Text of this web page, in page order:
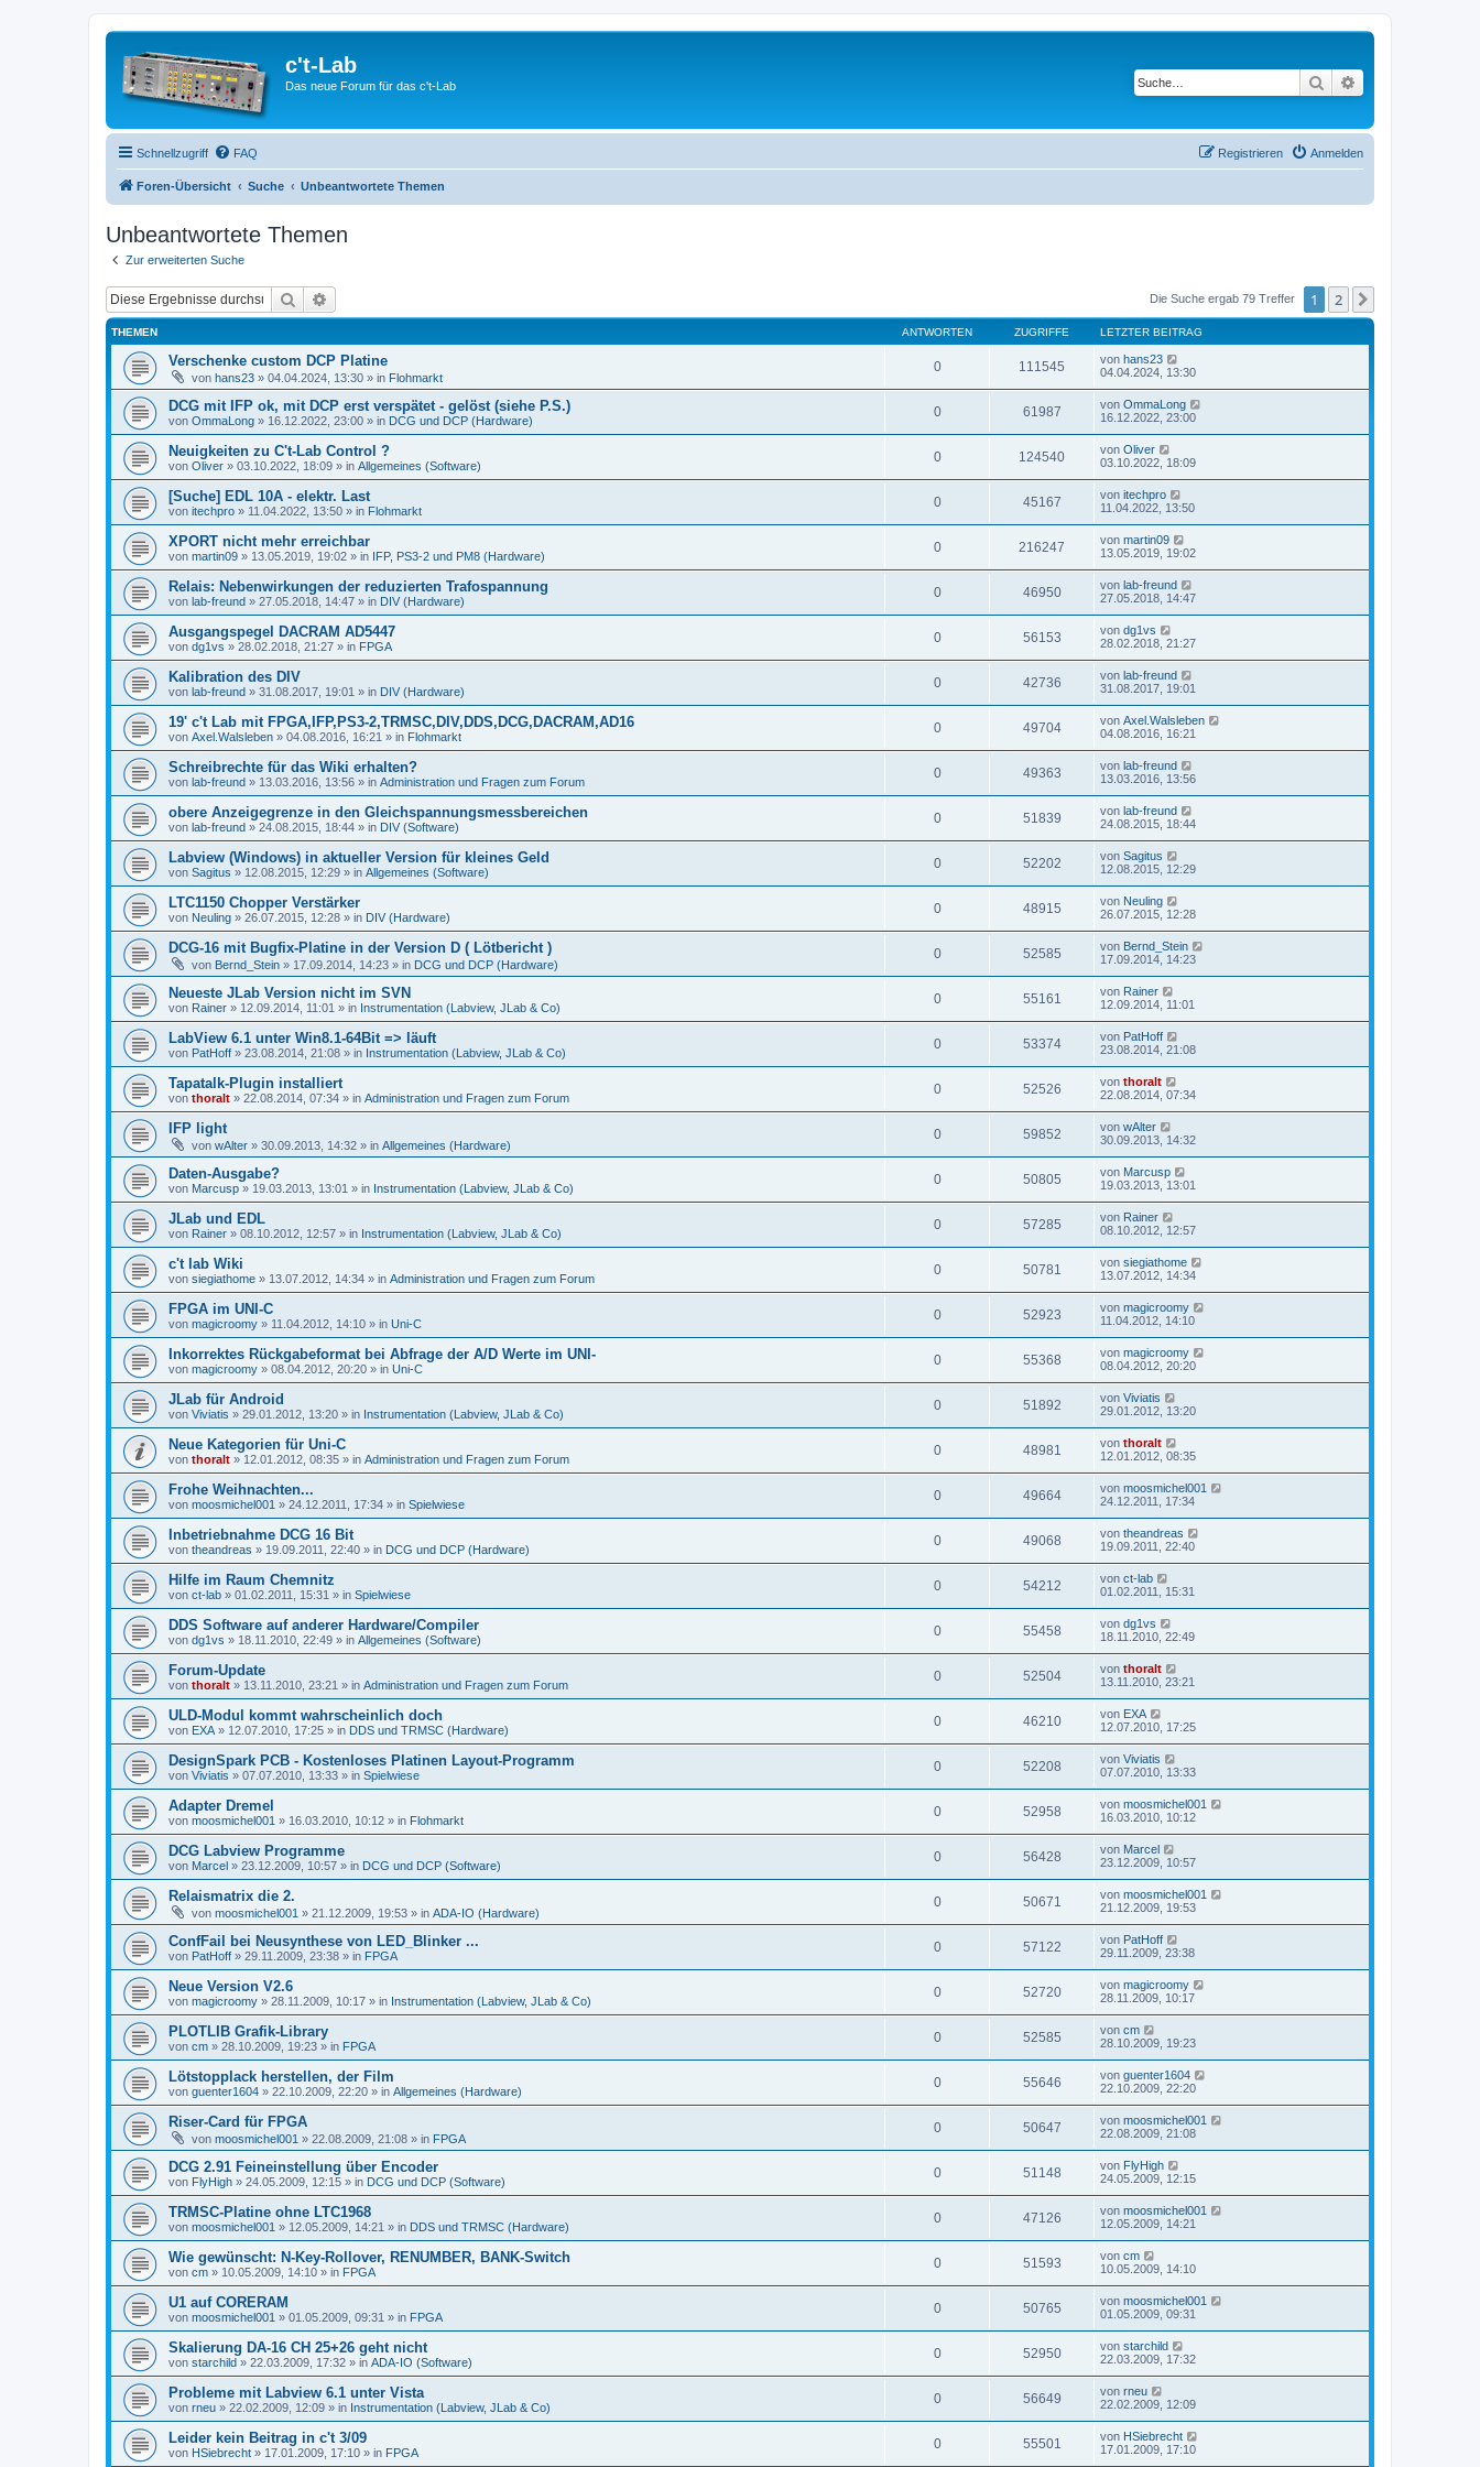
c't-Lab
Das neue Forum für das c't-Lab Suche
Schnellzugriff FAQ Anmelden
Registrieren
Foren-Übersicht Suche Unbeantwortete Themen
Unbeantwortete Themen
Zur erweiterten Suche
Suche Die Suche ergab 79 Treffer 1 2
THEMEN ANTWORTEN ZUGRIFFE LETZTER BEITRAG
Verschenke custom DCP Platine
von hans23 » 04.04.2024, 13:30 » in Flohmarkt
0 111545 von hans23
04.04.2024, 13:30
DCG mit IFP ok, mit DCP erst verspätet - gelöst (siehe P.S.)
von OmmaLong » 16.12.2022, 23:00 » in DCG und DCP (Hardware)
0 61987 von OmmaLong
16.12.2022, 23:00
Neuigkeiten zu C't-Lab Control ?
von Oliver » 03.10.2022, 18:09 » in Allgemeines (Software)
0 124540 von Oliver
03.10.2022, 18:09
[Suche] EDL 10A - elektr. Last
von itechpro » 11.04.2022, 13:50 » in Flohmarkt
0 45167 von itechpro
11.04.2022, 13:50
XPORT nicht mehr erreichbar
von martin09 » 13.05.2019, 19:02 » in IFP, PS3-2 und PM8 (Hardware)
0 216247 von martin09
13.05.2019, 19:02
Relais: Nebenwirkungen der reduzierten Trafospannung
von lab-freund » 27.05.2018, 14:47 » in DIV (Hardware)
0 46950 von lab-freund
27.05.2018, 14:47
Ausgangspegel DACRAM AD5447
von dg1vs » 28.02.2018, 21:27 » in FPGA
0 56153 von dg1vs
28.02.2018, 21:27
Kalibration des DIV
von lab-freund » 31.08.2017, 19:01 » in DIV (Hardware)
0 42736 von lab-freund
31.08.2017, 19:01
19' c't Lab mit FPGA,IFP,PS3-2,TRMSC,DIV,DDS,DCG,DACRAM,AD16
von Axel.Walsleben » 04.08.2016, 16:21 » in Flohmarkt
0 49704 von Axel.Walsleben
04.08.2016, 16:21
Schreibrechte für das Wiki erhalten?
von lab-freund » 13.03.2016, 13:56 » in Administration und Fragen zum Forum
0 49363 von lab-freund
13.03.2016, 13:56
obere Anzeigegrenze in den Gleichspannungsmessbereichen
von lab-freund » 24.08.2015, 18:44 » in DIV (Software)
0 51839 von lab-freund
24.08.2015, 18:44
Labview (Windows) in aktueller Version für kleines Geld
von Sagitus » 12.08.2015, 12:29 » in Allgemeines (Software)
0 52202 von Sagitus
12.08.2015, 12:29
LTC1150 Chopper Verstärker
von Neuling » 26.07.2015, 12:28 » in DIV (Hardware)
0 48915 von Neuling
26.07.2015, 12:28
DCG-16 mit Bugfix-Platine in der Version D ( Lötbericht )
von Bernd_Stein » 17.09.2014, 14:23 » in DCG und DCP (Hardware)
0 52585 von Bernd_Stein
17.09.2014, 14:23
Neueste JLab Version nicht im SVN
von Rainer » 12.09.2014, 11:01 » in Instrumentation (Labview, JLab & Co)
0 55161 von Rainer
12.09.2014, 11:01
LabView 6.1 unter Win8.1-64Bit => läuft
von PatHoff » 23.08.2014, 21:08 » in Instrumentation (Labview, JLab & Co)
0 53374 von PatHoff
23.08.2014, 21:08
Tapatalk-Plugin installiert
von thoralt » 22.08.2014, 07:34 » in Administration und Fragen zum Forum
0 52526 von thoralt
22.08.2014, 07:34
IFP light
von wAlter » 30.09.2013, 14:32 » in Allgemeines (Hardware)
0 59852 von wAlter
30.09.2013, 14:32
Daten-Ausgabe?
von Marcusp » 19.03.2013, 13:01 » in Instrumentation (Labview, JLab & Co)
0 50805 von Marcusp
19.03.2013, 13:01
JLab und EDL
von Rainer » 08.10.2012, 12:57 » in Instrumentation (Labview, JLab & Co)
0 57285 von Rainer
08.10.2012, 12:57
c't lab Wiki
von siegiathome » 13.07.2012, 14:34 » in Administration und Fragen zum Forum
0 50781 von siegiathome
13.07.2012, 14:34
FPGA im UNI-C
von magicroomy » 11.04.2012, 14:10 » in Uni-C
0 52923 von magicroomy
11.04.2012, 14:10
Inkorrektes Rückgabeformat bei Abfrage der A/D Werte im UNI-
von magicroomy » 08.04.2012, 20:20 » in Uni-C
0 55368 von magicroomy
08.04.2012, 20:20
JLab für Android
von Viviatis » 29.01.2012, 13:20 » in Instrumentation (Labview, JLab & Co)
0 51892 von Viviatis
29.01.2012, 13:20
Neue Kategorien für Uni-C
von thoralt » 12.01.2012, 08:35 » in Administration und Fragen zum Forum
0 48981 von thoralt
12.01.2012, 08:35
Frohe Weihnachten...
von moosmichel001 » 24.12.2011, 17:34 » in Spielwiese
0 49664 von moosmichel001
24.12.2011, 17:34
Inbetriebnahme DCG 16 Bit
von theandreas » 19.09.2011, 22:40 » in DCG und DCP (Hardware)
0 49068 von theandreas
19.09.2011, 22:40
Hilfe im Raum Chemnitz
von ct-lab » 01.02.2011, 15:31 » in Spielwiese
0 54212 von ct-lab
01.02.2011, 15:31
DDS Software auf anderer Hardware/Compiler
von dg1vs » 18.11.2010, 22:49 » in Allgemeines (Software)
0 55458 von dg1vs
18.11.2010, 22:49
Forum-Update
von thoralt » 13.11.2010, 23:21 » in Administration und Fragen zum Forum
0 52504 von thoralt
13.11.2010, 23:21
ULD-Modul kommt wahrscheinlich doch
von EXA » 12.07.2010, 17:25 » in DDS und TRMSC (Hardware)
0 46210 von EXA
12.07.2010, 17:25
DesignSpark PCB - Kostenloses Platinen Layout-Programm
von Viviatis » 07.07.2010, 13:33 » in Spielwiese
0 52208 von Viviatis
07.07.2010, 13:33
Adapter Dremel
von moosmichel001 » 16.03.2010, 10:12 » in Flohmarkt
0 52958 von moosmichel001
16.03.2010, 10:12
DCG Labview Programme
von Marcel » 23.12.2009, 10:57 » in DCG und DCP (Software)
0 56428 von Marcel
23.12.2009, 10:57
Relaismatrix die 2.
von moosmichel001 » 21.12.2009, 19:53 » in ADA-IO (Hardware)
0 50671 von moosmichel001
21.12.2009, 19:53
ConfFail bei Neusynthese von LED_Blinker ...
von PatHoff » 29.11.2009, 23:38 » in FPGA
0 57122 von PatHoff
29.11.2009, 23:38
Neue Version V2.6
von magicroomy » 28.11.2009, 10:17 » in Instrumentation (Labview, JLab & Co)
0 52720 von magicroomy
28.11.2009, 10:17
PLOTLIB Grafik-Library
von cm » 28.10.2009, 19:23 » in FPGA
0 52585 von cm
28.10.2009, 19:23
Lötstopplack herstellen, der Film
von guenter1604 » 22.10.2009, 22:20 » in Allgemeines (Hardware)
0 55646 von guenter1604
22.10.2009, 22:20
Riser-Card für FPGA
von moosmichel001 » 22.08.2009, 21:08 » in FPGA
0 50647 von moosmichel001
22.08.2009, 21:08
DCG 2.91 Feineinstellung über Encoder
von FlyHigh » 24.05.2009, 12:15 » in DCG und DCP (Software)
0 51148 von FlyHigh
24.05.2009, 12:15
TRMSC-Platine ohne LTC1968
von moosmichel001 » 12.05.2009, 14:21 » in DDS und TRMSC (Hardware)
0 47126 von moosmichel001
12.05.2009, 14:21
Wie gewünscht: N-Key-Rollover, RENUMBER, BANK-Switch
von cm » 10.05.2009, 14:10 » in FPGA
0 51593 von cm
10.05.2009, 14:10
U1 auf CORERAM
von moosmichel001 » 01.05.2009, 09:31 » in FPGA
0 50765 von moosmichel001
01.05.2009, 09:31
Skalierung DA-16 CH 25+26 geht nicht
von starchild » 22.03.2009, 17:32 » in ADA-IO (Software)
0 52950 von starchild
22.03.2009, 17:32
Probleme mit Labview 6.1 unter Vista
von rneu » 22.02.2009, 12:09 » in Instrumentation (Labview, JLab & Co)
0 56649 von rneu
22.02.2009, 12:09
Leider kein Beitrag in c't 3/09
von HSiebrecht » 17.01.2009, 17:10 » in FPGA
0 55501 von HSiebrecht
17.01.2009, 17:10